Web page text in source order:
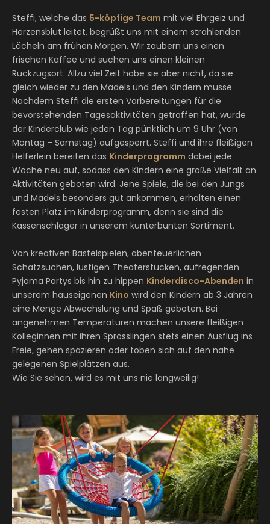
Steffi, welche das 5-köpfige Team mit viel Ehrgeiz und
Herzensblut leitet, begrüßt uns mit einem strahlenden
Lächeln am frühen Morgen. Wir zaubern uns einen
frischen Kaffee und suchen uns einen kleinen
Rückzugsort. Allzu viel Zeit habe sie aber nicht, da sie
gleich wieder zu den Mädels und den Kindern müsse.
Nachdem Steffi die ersten Vorbereitungen für die
bevorstehenden Tagesaktivitäten getroffen hat, wurde
der Kinderclub wie jeden Tag pünktlich um 9 Uhr (von
Montag – Samstag) aufgesperrt. Steffi und ihre fleißigen
Helferlein bereiten das Kinderprogramm dabei jede
Woche neu auf, sodass den Kindern eine große Vielfalt an
Aktivitäten geboten wird. Jene Spiele, die bei den Jungs
und Mädels besonders gut ankommen, erhalten einen
festen Platz im Kinderprogramm, denn sie sind die
Kassenschlager in unserem kunterbunten Sortiment.
Von kreativen Bastelspielen, abenteuerlichen
Schatzsuchen, lustigen Theaterstücken, aufregenden
Pyjama Partys bis hin zu hippen Kinderdisco-Abenden in
unserem hauseigenen Kino wird den Kindern ab 3 Jahren
eine Menge Abwechslung und Spaß geboten. Bei
angenehmen Temperaturen machen unsere fleißigen
Kolleginnen mit ihren Sprösslingen stets einen Ausflug ins
Freie, gehen spazieren oder toben sich auf den nahe
gelegenen Spielplätzen aus.
Wie Sie sehen, wird es mit uns nie langweilig!